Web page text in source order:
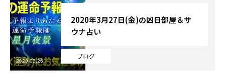
ブログ
お知らせ
芸能界
ブログ
2020年3月27日(金)の凶日部屋＆サ
ウナ占い
2020.03.26